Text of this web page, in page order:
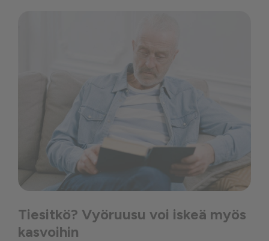
Tiesitkö? Vyöruusu voi iskeä myös
kasvoihin